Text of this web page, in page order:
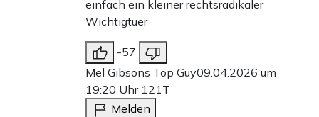
einfach ein kleiner rechtsradikaler
Wichtigtuer
-57
Mel Gibsons Top Guy09.04.2026 um
19:20 Uhr 121T
Melden